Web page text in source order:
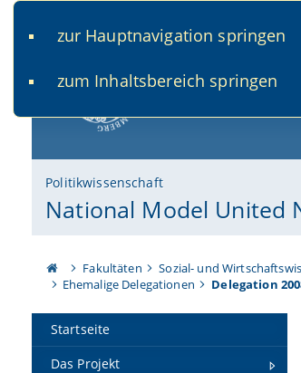
zur Hauptnavigation springen
zum Inhaltsbereich springen
Politikwissenschaft
National Model United
Fakultäten Sozial- und
Ehemalige Delegationen
Delegation
Startseite
Das Projekt